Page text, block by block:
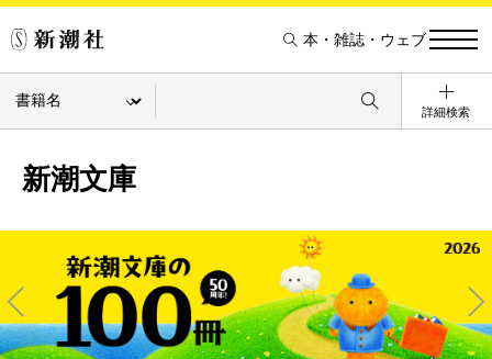
本・雑誌・ウェブ
詳細検索
新潮文庫
Pre
Ne